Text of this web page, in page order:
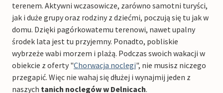
terenem. Aktywni wczasowicze, zarówno samotni turyści,
jak i duże grupy oraz rodziny z dziećmi, poczują się tu jak w
domu. Dzięki pagórkowatemu terenowi, nawet upalny
środek lata jest tu przyjemny. Ponadto, pobliskie
wybrzeże wabi morzem i plażą. Podczas swoich wakacji w
obiekcie z oferty "Chorwacja noclegi", nie musisz niczego
przegapić. Więc nie wahaj się dłużej i wynajmij jeden z
naszych tanich noclegów w Delnicach.